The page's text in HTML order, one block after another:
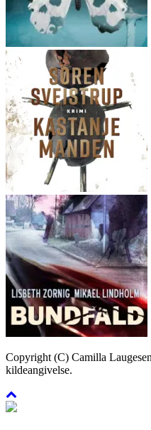
Copyright (C) Camilla
kildeangivelse.